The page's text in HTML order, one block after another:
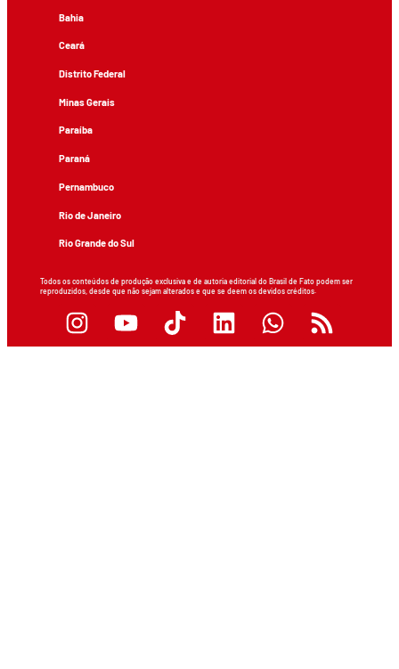
Bahia
Ceará
Distrito Federal
Minas Gerais
Paraíba
Paraná
Pernambuco
Rio de Janeiro
Rio Grande do Sul
Todos os conteúdos de produção exclusiva e de autoria editorial do Brasil de Fato podem ser
reproduzidos, desde que não sejam alterados e que se deem os devidos créditos.